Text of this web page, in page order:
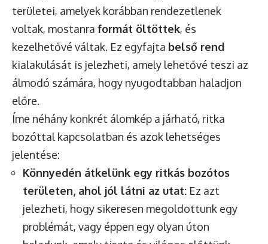
területei, amelyek korábban rendezetlenek
voltak, mostanra formát öltöttek, és
kezelhetővé váltak. Ez egyfajta belső rend
kialakulását is jelezheti, amely lehetővé teszi az
álmodó számára, hogy nyugodtabban haladjon
előre.
Íme néhány konkrét álomkép a járható, ritka
bozóttal kapcsolatban és azok lehetséges
jelentése:
Könnyedén átkelünk egy ritkás bozótos
területen, ahol jól látni az utat: Ez azt
jelezheti, hogy sikeresen megoldottunk egy
problémát, vagy éppen egy olyan úton